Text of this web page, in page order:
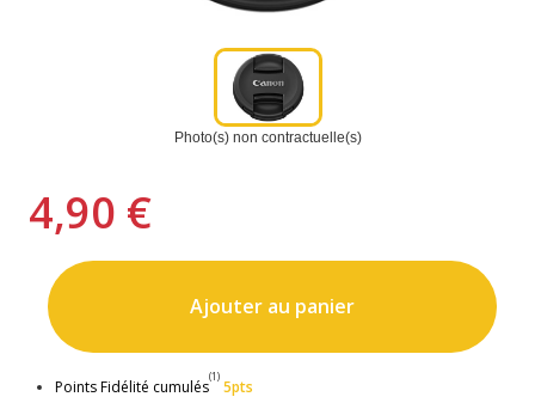
Photo(s) non contractuelle(s)
4,90 €
Ajouter au panier
Points Fidélité cumulés
(1)
5pts